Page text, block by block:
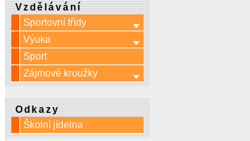
Vzdělávání
Sportovní třídy
Více o: Sportovní třídy
Výuka Více o: Výuka
Sport
Zájmové kroužky
Více o: Zájmové kroužky
Odkazy
Školní jídelna